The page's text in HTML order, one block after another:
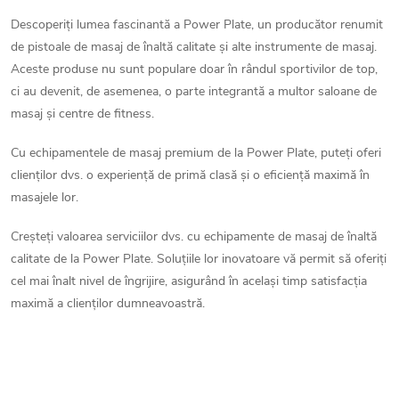
Descoperiți lumea fascinantă a Power Plate, un producător renumit
de pistoale de masaj de înaltă calitate și alte instrumente de masaj.
Aceste produse nu sunt populare doar în rândul sportivilor de top,
ci au devenit, de asemenea, o parte integrantă a multor saloane de
masaj și centre de fitness.
Cu echipamentele de masaj premium de la Power Plate, puteți oferi
clienților dvs. o experiență de primă clasă și o eficiență maximă în
masajele lor.
Creșteți valoarea serviciilor dvs. cu echipamente de masaj de înaltă
calitate de la Power Plate. Soluțiile lor inovatoare vă permit să oferiți
cel mai înalt nivel de îngrijire, asigurând în același timp satisfacția
maximă a clienților dumneavoastră.